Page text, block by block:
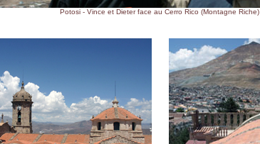
Potosi - Vince et Dieter face au Cerro Rico (Montagne Riche)